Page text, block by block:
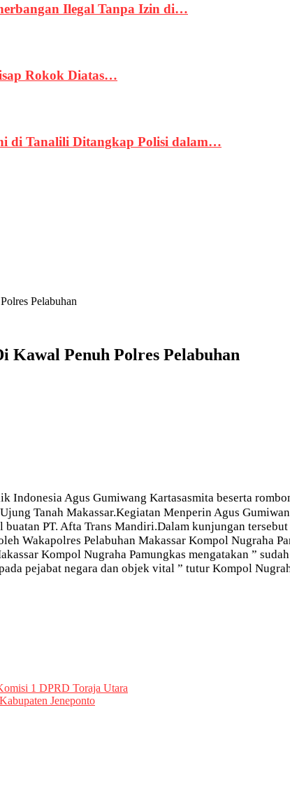
Ilegal Tanpa Izin di…
Rokok Diatas…
di Tanalili Ditangkap Polisi dalam…
Pelabuhan
Penuh Polres Pelabuhan
Indonesia Agus Gumiwang Kartasasmita beserta
Tanah Makassar.Kegiatan Menperin Agus
PT. Afta Trans Mandiri.Dalam kunjungan
Wakapolres Pelabuhan Makassar Kompol Nugraha
Kompol Nugraha Pamungkas mengatakan ”
pejabat negara dan objek vital ” tutur Kompol
1 DPRD Toraja Utara
Jeneponto